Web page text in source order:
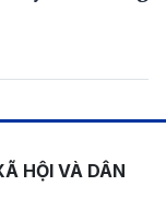
HỘI VÀ DÂN